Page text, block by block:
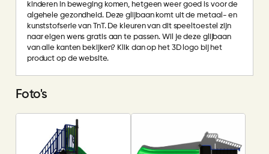
kinderen in beweging komen, hetgeen weer goed is voor de
algehele gezondheid. Deze glijbaan komt uit de metaal- en
kunststofserie van TnT. De kleuren van dit speeltoestel zijn
naar eigen wens gratis aan te passen. Wil je deze glijbaan
van alle kanten bekijken? Klik dan op het 3D logo bij het
product op de website.
Foto's